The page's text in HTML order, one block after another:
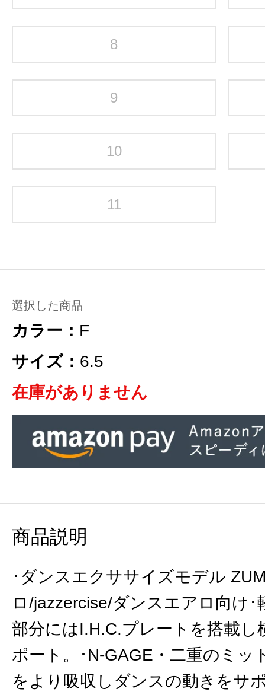
8
9
10
11
選択した商品
カラー： F
サイズ： 6.5
在庫がありません
商品説明
･ダンスエクササイズモデル
ロ/jazzercise/ダンスエアロ向け･
部分にはI.H.C.プレートを搭載し
ポート。･N-GAGE・二重のミッ
をより吸収しダンスの動きをサ